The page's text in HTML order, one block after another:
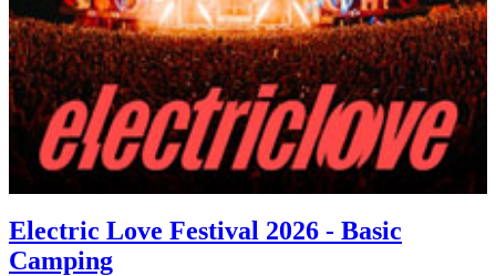
Electric Love Festival 2026 - Basic
Camping